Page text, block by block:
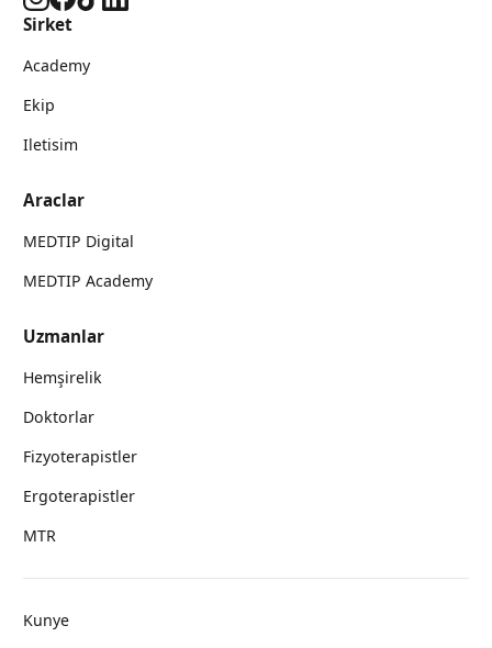
Sirket
Academy
Ekip
Iletisim
Araclar
MEDTIP Digital
MEDTIP Academy
Uzmanlar
Hemşirelik
Doktorlar
Fizyoterapistler
Ergoterapistler
MTR
Kunye